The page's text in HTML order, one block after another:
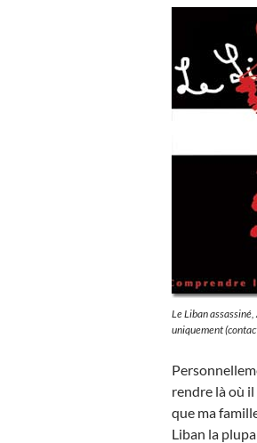
Le Liban assassiné,
uniquement
rendre là où
que ma
Liban la